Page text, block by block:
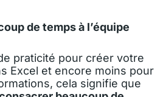
de temps à l’équipe
praticité pour créer votre
Excel et encore moins pour
cela signifie que